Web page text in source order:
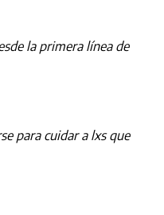
la primera línea de
para cuidar a lxs que